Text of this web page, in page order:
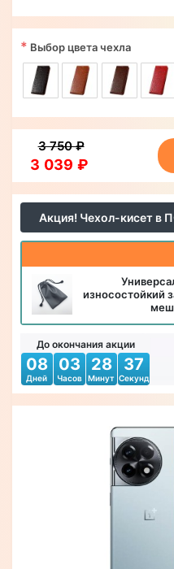
Акция! Чехол-кисет в
износостойкий
До окончания акции
08
Дней
03
Часов
28
Минут
35
Секунд
* Выбор цвета чехла
3 039 ₽
3 750 ₽